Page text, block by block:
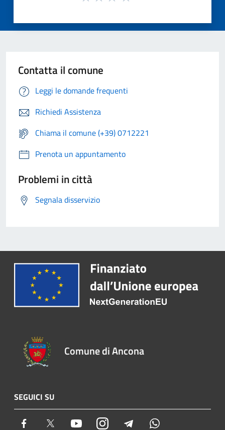
Contatta il comune
Leggi le domande frequenti
Richiedi Assistenza
Chiama il comune (+39) 0712221
Prenota un appuntamento
Problemi in città
Segnala disservizio
Comune di Ancona
SEGUICI SU
Facebook Twitter YoutubeInstagram Telegram